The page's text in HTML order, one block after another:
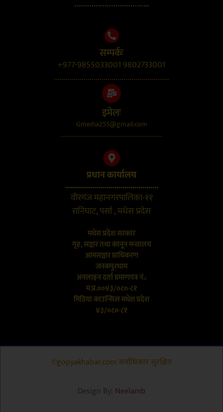
……………………………..
सम्पर्कः
+977-9855033001 9802733001
..........................................................
इमेलः
Gmedia255@gmail.com
....................................................................
प्रधान कार्यालय
...............................................
वीरगंज महानगरपालिका-११
रानिघाट, पर्सा , मधेस प्रदेस
मधेस प्रदेश सरकार
गृह, सञ्चार तथा कानून मन्त्रालय
आमसञ्चार प्राधिकरण
जनकपुरधाम
अनलाइन दर्ता प्रमाणपत्र नं.:
म.प्र.००४३/०८०-८१
मिडिया काउन्सिल मधेश प्रदेश
४३/०८०-८१
©gopyakhabar.com सर्वाधिकार सुरक्षित
Design By: Neelamb